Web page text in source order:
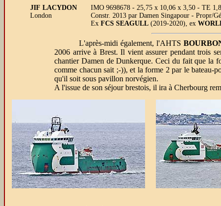
JIF LACYDON
London
IMO 9698678 - 25,75 x 10,06 x 3,50 - TE
Constr. 2013 par Damen Singapour - Propr/
Ex FCS SEAGULL (2019-2020), ex
L'après-midi également, l'AHTS
2006 arrive à Brest. Il vient assurer pendant trois
chantier Damen de Dunkerque. Ceci du fait que la
comme chacun sait ;-)), et la forme 2 par le bateau-
qu'il soit sous pavillon norvégien.
A l'issue de son séjour brestois, il ira à Cherbourg